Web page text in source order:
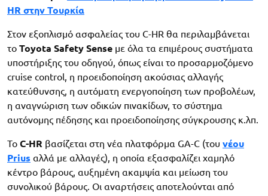
HR στην Τουρκία
Στον εξοπλισμό ασφαλείας του C-HR θα περιλαμβάνεται
το Toyota Safety Sense με όλα τα επιμέρους συστήματα
υποστήριξης του οδηγού, όπως είναι το προσαρμοζόμενο
cruise control, η προειδοποίηση ακούσιας αλλαγής
κατεύθυνσης, η αυτόματη ενεργοποίηση των προβολέων,
η αναγνώριση των οδικών πινακίδων, το σύστημα
αυτόνομης πέδησης και προειδοποίησης σύγκρουσης κ.λπ.
Το C-HR βασίζεται στη νέα πλατφόρμα GA-C (του νέου
Prius αλλά με αλλαγές), η οποία εξασφαλίζει χαμηλό
κέντρο βάρους, αυξημένη ακαμψία και μείωση του
συνολικού βάρους. Οι αναρτήσεις αποτελούνται από